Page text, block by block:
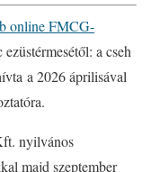
online FMCG-
a cseh
a 2026 áprilisával
nyilvános
majd szeptember